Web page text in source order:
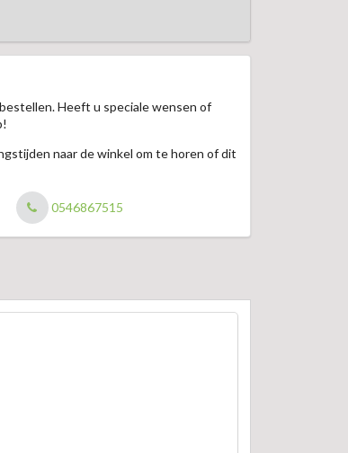
Heeft u speciale wensen of
naar de winkel om te horen of dit
0546867515